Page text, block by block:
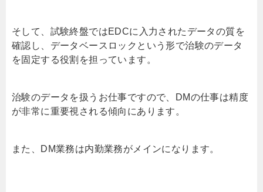
そして、試験終盤ではEDCに入力されたデータの質を
確認し、データベースロックという形で治験のデータ
を固定する役割を担っています。
治験のデータを扱うお仕事ですので、DMの仕事は精度
が非常に重要視される傾向にあります。
また、DM業務は内勤業務がメインになります。